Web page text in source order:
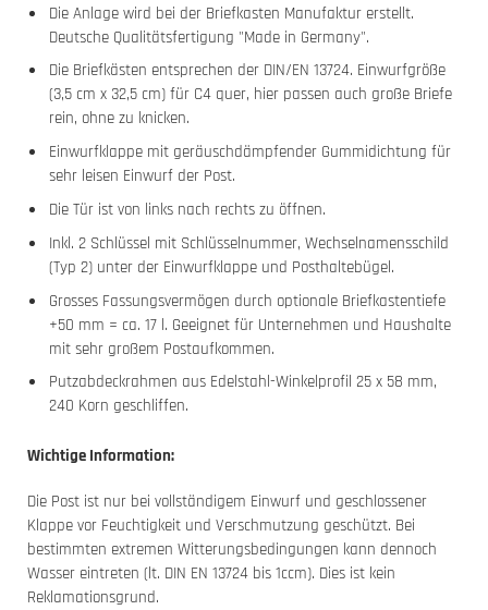
Die Anlage wird bei der Briefkasten Manufaktur erstellt.
Deutsche Qualitätsfertigung "Made in Germany".
Die Briefkästen entsprechen der DIN/EN 13724. Einwurfgröße
(3,5 cm x 32,5 cm) für C4 quer, hier passen auch große Briefe
rein, ohne zu knicken.
Einwurfklappe mit geräuschdämpfender Gummidichtung für
sehr leisen Einwurf der Post.
Die Tür ist von links nach rechts zu öffnen.
Inkl. 2 Schlüssel mit Schlüsselnummer, Wechselnamensschild
(Typ 2) unter der Einwurfklappe und Posthaltebügel.
Grosses Fassungsvermögen durch optionale Briefkastentiefe
+50 mm = ca. 17 l. Geeignet für Unternehmen und Haushalte
mit sehr großem Postaufkommen.
Putzabdeckrahmen aus Edelstahl-Winkelprofil 25 x 58 mm,
240 Korn geschliffen.
Wichtige Information:
Die Post ist nur bei vollständigem Einwurf und geschlossener
Klappe vor Feuchtigkeit und Verschmutzung geschützt. Bei
bestimmten extremen Witterungsbedingungen kann dennoch
Wasser eintreten (lt. DIN EN 13724 bis 1ccm). Dies ist kein
Reklamationsgrund.